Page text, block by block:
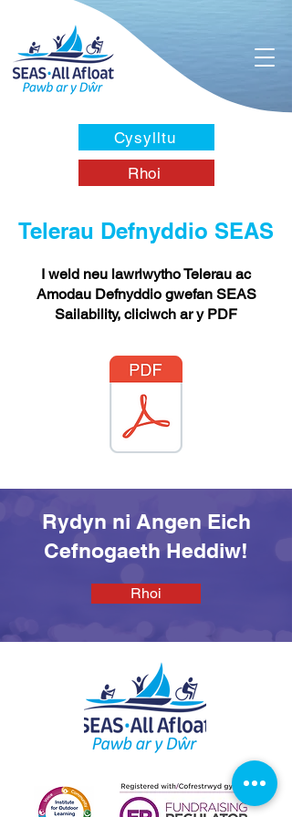
Cysylltu
Rhoi
Telerau Defnyddio SEAS
I weld neu lawrlwytho Telerau ac
Amodau Defnyddio gwefan SEAS
Sailability, cliciwch ar y PDF
Rydyn ni Angen Eich
Cefnogaeth Heddiw!
Rhoi